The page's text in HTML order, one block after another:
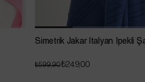
Simetrik Jakar İtalyan İpekli
₺249,00
₺599,90